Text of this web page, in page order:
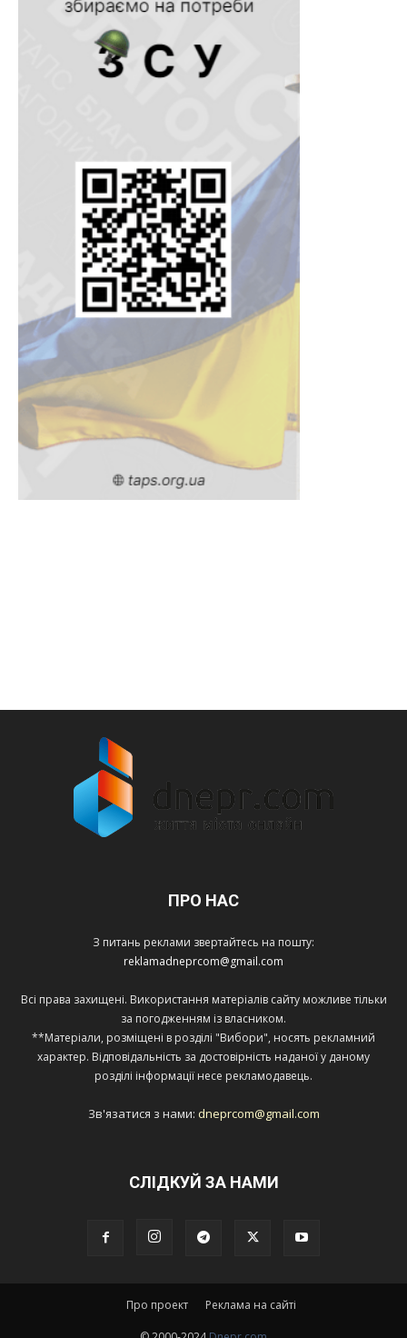
ПРО НАС
З питань реклами звертайтесь на пошту:
reklamadneprcom@gmail.com
Всі права захищені. Використання матеріалів сайту можливе тільки
за погодженням із власником.
**Матеріали, розміщені в розділі "Вибори", носять рекламний
характер. Відповідальність за достовірність наданої у даному
розділі інформації несе рекламодавець.
Зв'язатися з нами: dneprcom@gmail.com
СЛІДКУЙ ЗА НАМИ
Про проект Реклама на сайті